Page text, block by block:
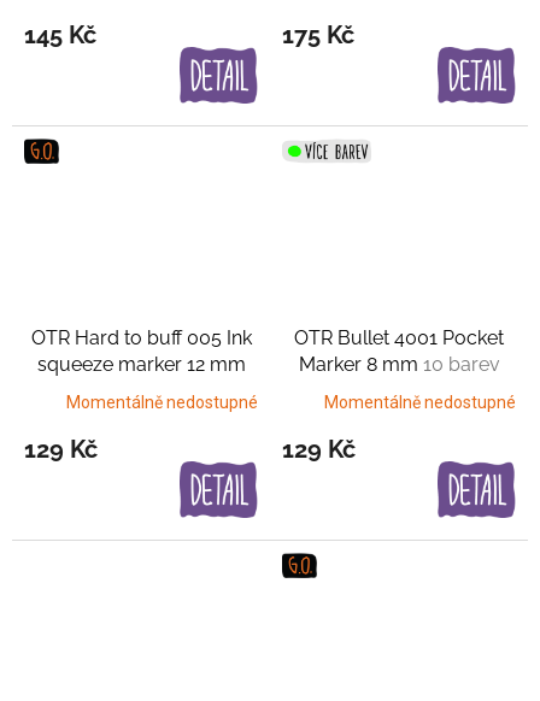
145 Kč 175 Kč
OTR Hard to buff 005 Ink
squeeze marker 12 mm
Černá s měděným
Momentálně nedostupné
129 Kč
OTR Bullet 4001 Pocket
Marker 8 mm 10 barev
Momentálně nedostupné
129 Kč